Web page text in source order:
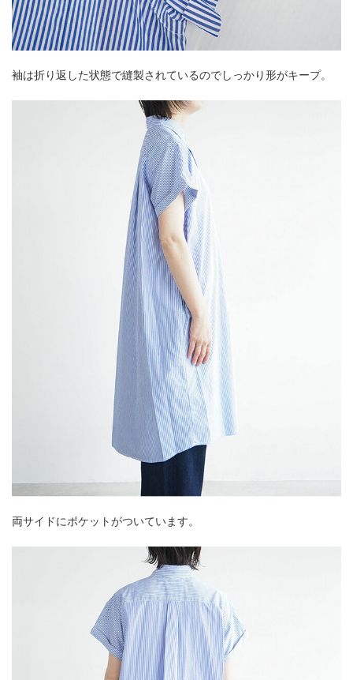
袖は折り返した状態で縫製されているのでしっかり形がキープ。
両サイドにポケットがついています。